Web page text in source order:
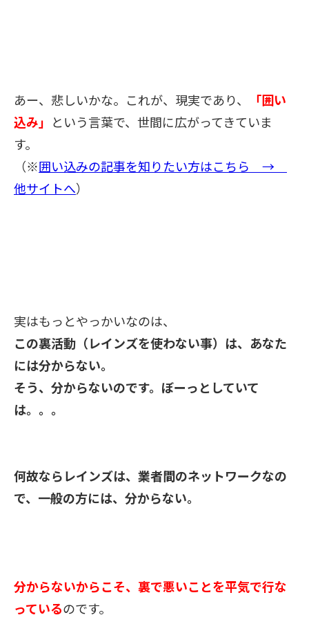
あー、悲しいかな。 これが、現実であり、
「囲い
込み」 という言葉で、 世間に広がってきていま
す。
（※囲い込みの記事を知りたい方はこちら →
他サイトへ）
実はもっとやっかいなのは、
この裏活動（レインズを使わない事）は、 あなた
には分からない。
そう、分からないのです。ぼーっとしていて
は。。。
何故ならレインズは、 業者間のネットワークなの
で、一般の方には、分からない。
分からないからこそ、裏で悪いことを平気で行な
っているのです。